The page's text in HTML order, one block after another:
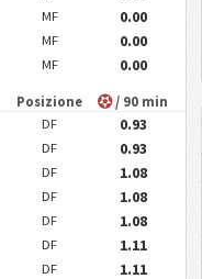
MF
0.00
MF
0.00
MF 0.00
Posizione / 90 min
DF
0.93
DF
0.93
DF
1.08
DF
1.08
DF
1.08
DF
1.11
DF
1.11